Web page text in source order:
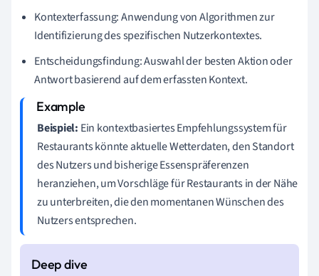
Kontexterfassung: Anwendung von Algorithmen zur
Identifizierung des spezifischen Nutzerkontextes.
Entscheidungsfindung: Auswahl der besten Aktion oder
Antwort basierend auf dem erfassten Kontext.
Beispiel: Ein kontextbasiertes Empfehlungssystem für
Restaurants könnte aktuelle Wetterdaten, den Standort
des Nutzers und bisherige Essenspräferenzen
heranziehen, um Vorschläge für Restaurants in der Nähe
zu unterbreiten, die den momentanen Wünschen des
Nutzers entsprechen.